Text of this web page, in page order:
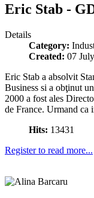
Eric Stab -
Details
Category:
Created: 07
Eric Stab a absolvit
Business si a obţinut
2000 a fost ales
de France. Urmand ca
Hits: 13431
Register to read more...